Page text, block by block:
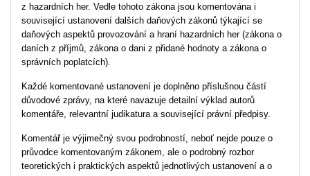
z hazardních her. Vedle tohoto zákona jsou komentována i
související ustanovení dalších daňových zákonů týkající se
daňových aspektů provozování a hraní hazardních her (zákona o
daních z příjmů, zákona o dani z přidané hodnoty a zákona o
správních poplatcích).
Každé komentované ustanovení je doplněno příslušnou částí
důvodové zprávy, na které navazuje detailní výklad autorů
komentáře, relevantní judikatura a související právní předpisy.
Komentář je výjimečný svou podrobností, neboť nejde pouze o
průvodce komentovaným zákonem, ale o podrobný rozbor
teoretických i praktických aspektů jednotlivých ustanovení a o